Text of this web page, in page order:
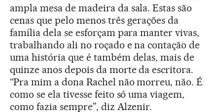
ampla mesa de madeira da sala. Estas são
cenas que pelo menos três gerações da
família dela se esforçam para manter vivas,
trabalhando ali no roçado e na contação de
uma história que é também delas, mais de
quinze anos depois da morte da escritora.
“Pra mim a dona Rachel não morreu, não. É
como se ela tivesse feito só uma viagem,
como fazia sempre”, diz Alzenir.